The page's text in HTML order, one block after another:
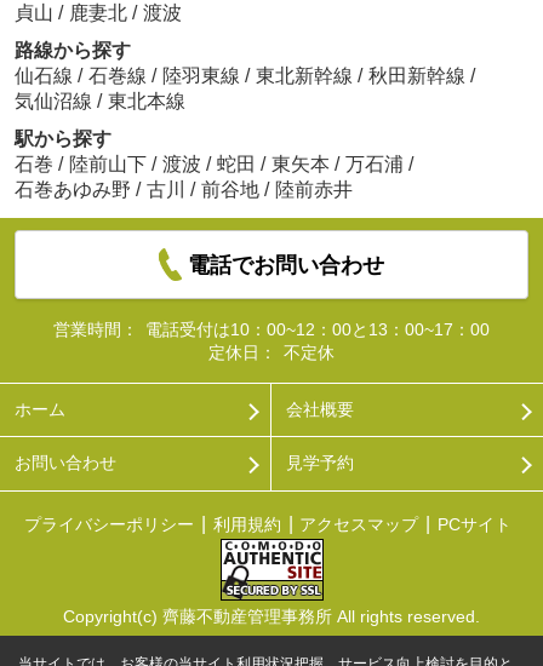
貞山 / 鹿妻北 / 渡波
路線から探す
仙石線 / 石巻線 / 陸羽東線 / 東北新幹線 / 秋田新幹線 /
気仙沼線 / 東北本線
駅から探す
石巻 / 陸前山下 / 渡波 / 蛇田 / 東矢本 / 万石浦 /
石巻あゆみ野 / 古川 / 前谷地 / 陸前赤井
電話でお問い合わせ
営業時間：
電話受付は10：00~12：00と13：00~17：00
定休日：
不定休
ホーム 会社概要
お問い合わせ 見学予約
プライバシーポリシー 利用規約 アクセスマップ PCサイト
Copyright(c) 齊藤不動産管理事務所 All rights reserved.